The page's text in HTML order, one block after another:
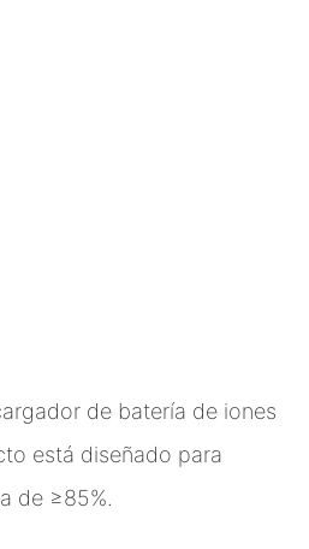
de batería de iones
está diseñado para
de ≥85%.